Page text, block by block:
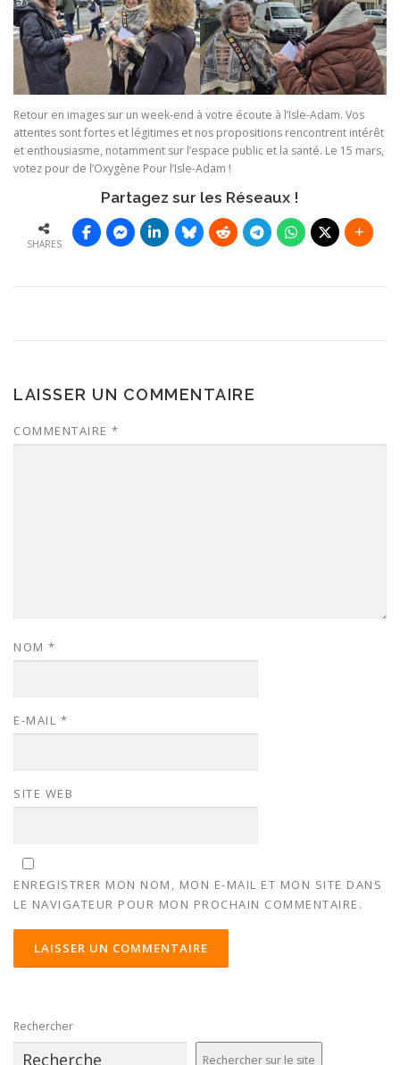
Retour en images sur un week-end à votre écoute à l’Isle-Adam. Vos
attentes sont fortes et légitimes et nos propositions rencontrent intérêt
et enthousiasme, notamment sur l’espace public et la santé. Le 15 mars,
votez pour de l’Oxygène Pour l’Isle-Adam !
Partagez sur les Réseaux !
SHARES
LAISSER UN COMMENTAIRE
COMMENTAIRE *
NOM *
E-MAIL *
SITE WEB
ENREGISTRER MON NOM, MON E-MAIL ET MON SITE DANS
LE NAVIGATEUR POUR MON PROCHAIN COMMENTAIRE.
Rechercher
Rechercher sur le site